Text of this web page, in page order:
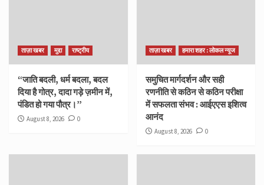
ताज़ा खबर मुद्दा राष्ट्रीय
“जाति बदली, धर्म बदला, बदल
दिया है गोत्र, दादा गड़े ज़मीन में,
पंडित हो गया पौत्र।”
August 8, 2026 0
ताज़ा खबर हमारा शहर : लोकल न्यूज
समुचित मार्गदर्शन और सही
रणनीति से कठिन से कठिन परीक्षा
में सफलता संभव : आईएएस इशित्व
आनंद
August 8, 2026 0